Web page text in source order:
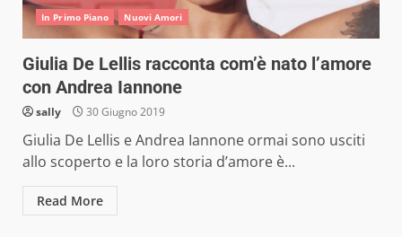
In Primo Piano Nuovi Amori
Giulia De Lellis racconta com’è nato l’amore
con Andrea Iannone
sally 30 Giugno 2019
Giulia De Lellis e Andrea Iannone ormai sono usciti
allo scoperto e la loro storia d’amore è...
Read More